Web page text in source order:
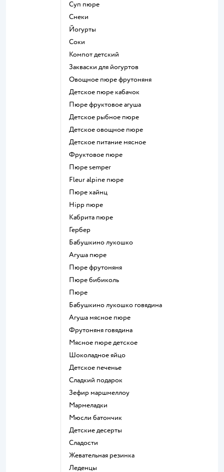
суп пюре
Снеки
йогурты
Соки
компот детский
Закваски для йогуртов
овощное пюре фрутоняня
детское пюре кабачок
пюре фруктовое агуша
детское рыбное пюре
детское овощное пюре
детское питание мясное
фруктовое пюре
пюре semper
fleur alpine пюре
пюре хайнц
hipp пюре
кабрита пюре
гербер
бабушкино лукошко
агуша пюре
пюре фрутоняня
пюре бибиколь
пюре
бабушкино лукошко говядина
агуша мясное пюре
фрутоняня говядина
мясное пюре детское
шоколадное яйцо
детское печенье
сладкий подарок
зефир маршмеллоу
мармеладки
мюсли батончик
детские десерты
сладости
жевательная резинка
леденцы